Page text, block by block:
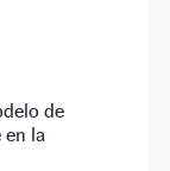
de
en la